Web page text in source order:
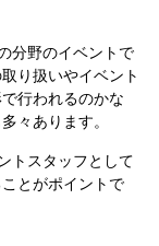
分野のイベントで
り扱いやイベント
行われるのかな
々あります。
トスタッフとして
とがポイントで